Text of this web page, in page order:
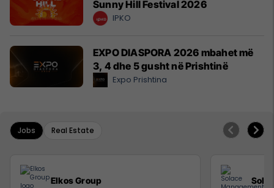
Sunny Hill Festival 2026
IPKO
EXPO DIASPORA 2026 mbahet më
3, 4 dhe 5 gusht në Prishtinë
Expo Prishtina
Jobs Real Estate
Elkos Group